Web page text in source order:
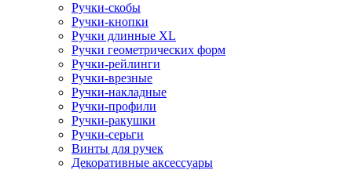
Ручки-скобы
Ручки-кнопки
Ручки длинные XL
Ручки геометрических форм
Ручки-рейлинги
Ручки-врезные
Ручки-накладные
Ручки-профили
Ручки-ракушки
Ручки-серьги
Винты для ручек
Декоративные аксессуары